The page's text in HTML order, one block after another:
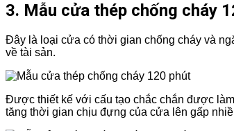
3. Mẫu cửa thép chống cháy
Đây là loại cửa có thời gian chống cháy và
về tài sản.
Được thiết kế với cấu tạo chắc chắn được
tăng thời gian chịu đựng của cửa lên gấp